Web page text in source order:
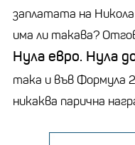
заплатата на
има ли такава?
Нула евро. Нула
така и във Формула
никаква парична